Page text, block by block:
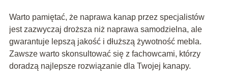
Warto pamiętać, że naprawa kanap przez specjalistów
jest zazwyczaj droższa niż naprawa samodzielna, ale
gwarantuje lepszą jakość i dłuższą żywotność mebla.
Zawsze warto skonsultować się z fachowcami, którzy
doradzą najlepsze rozwiązanie dla Twojej kanapy.